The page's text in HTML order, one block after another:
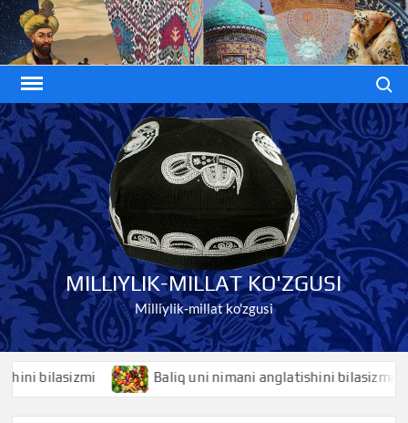
Skip
to
content
MILLIYLIK-MILLAT KO'ZGUSI
Milliylik-millat ko'zgusi
bilasizmi Baliq uni nimani anglatishini bilasizmi